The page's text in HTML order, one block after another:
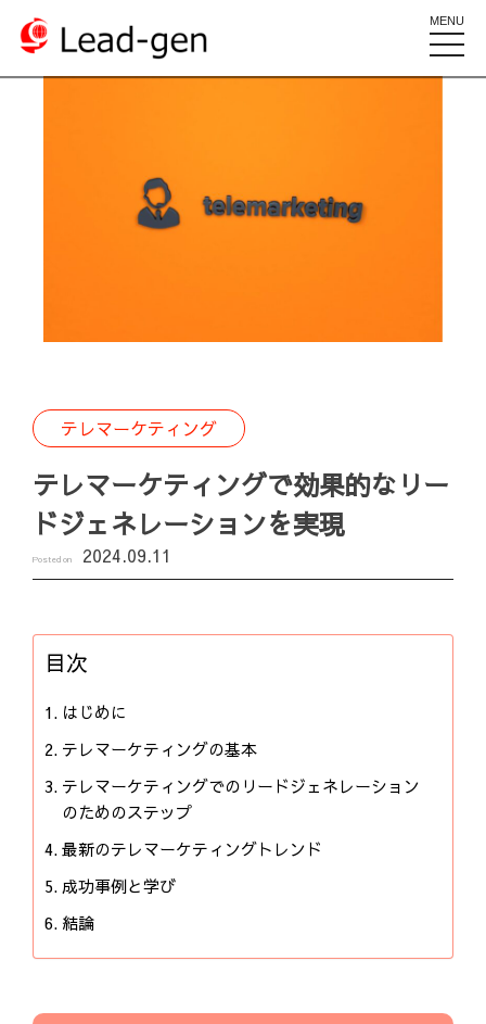
MENU
toggle
テレマーケティング
テレマーケティングで効果的なリー
ドジェネレーションを実現
Posted on 2024.09.11
目次
はじめに
テレマーケティングの基本
テレマーケティングでのリードジェネレーション
のためのステップ
最新のテレマーケティングトレンド
成功事例と学び
結論